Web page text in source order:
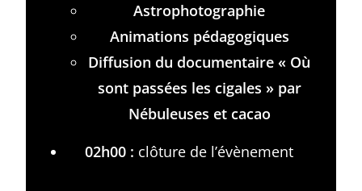
Astrophotographie
Animations pédagogiques
Diffusion du documentaire « Où
sont passées les cigales » par
Nébuleuses et cacao
02h00 : clôture de l’évènement